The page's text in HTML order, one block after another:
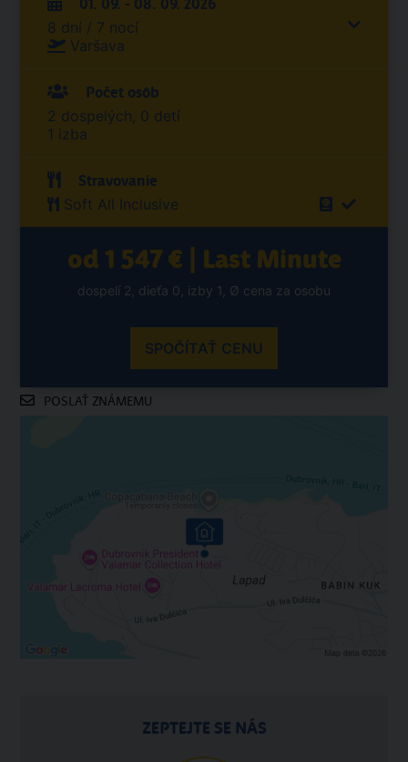
01. 09. - 08. 09. 2026
8 dní / 7 nocí
Varšava
Počet osôb
2 dospelých, 0 detí
1 izba
Stravovanie
Soft All Inclusive
od 1 547 € | Last Minute
dospelí 2, dieťa 0, izby 1, Ø cena za osobu
SPOČÍTAŤ CENU
POSLAŤ ZNÁMEMU
ZEPTEJTE SE NÁS